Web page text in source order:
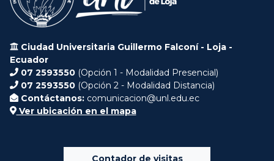
Ciudad Universitaria Guillermo Falconí - Loja -
Ecuador
07 2593550 (Opción 1 - Modalidad Presencial)
07 2593550 (Opción 2 - Modalidad Distancia)
Contáctanos: comunicacion@unl.edu.ec
Ver ubicación en el mapa
Contador de visitas